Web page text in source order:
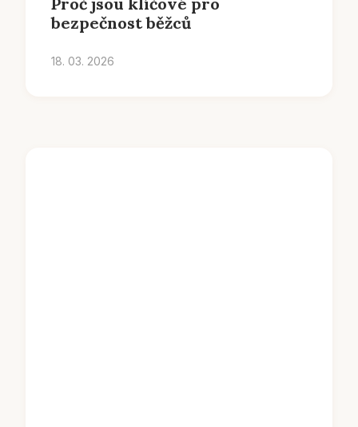
bezpečnost běžců
18. 03. 2026